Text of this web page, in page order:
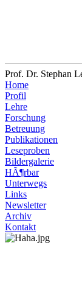
Prof. Dr. Stephan
Home
Profil
Lehre
Forschung
Betreuung
Publikationen
Leseproben
Bildergalerie
HÃ¶rbar
Unterwegs
Links
Newsletter
Archiv
Kontakt